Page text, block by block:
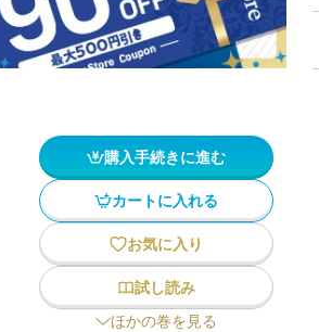
購入手続きに進む
カートに入れる
お気に入り
試し読み
ほかの巻を見る